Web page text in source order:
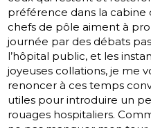
préférence dans la cabine
chefs de pôle aiment à
journée par des débats
l’hôpital public, et les
joyeuses collations, je me
renoncer à ces temps
utiles pour introduire un
rouages hospitaliers.